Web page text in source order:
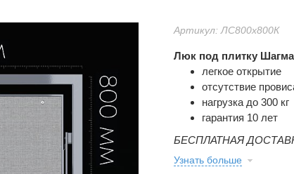
Артикул: ЛС800x800К
Люк под плитку
легкое открытие
отсутствие
нагрузка до 300 кг
гарантия 10 лет
БЕСПЛАТНАЯ
Узнать больше